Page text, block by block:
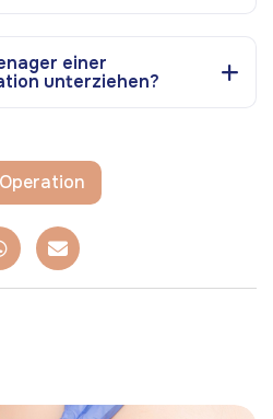
einer
unterziehen?